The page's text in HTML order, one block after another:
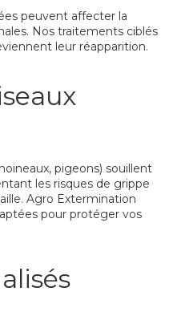
peuvent affecter la
Nos traitements ciblés
leur réapparition.
pigeons) souillent
les risques de grippe
Agro Extermination
pour protéger vos